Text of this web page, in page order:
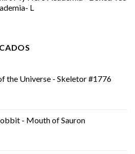
L
the Universe - Skeletor #1776
- Mouth of Sauron